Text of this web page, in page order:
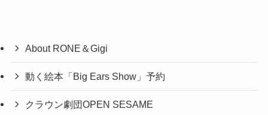
About RONE＆Gigi
動く絵本「Big Ears Show」予約
クラウン劇団OPEN SESAME